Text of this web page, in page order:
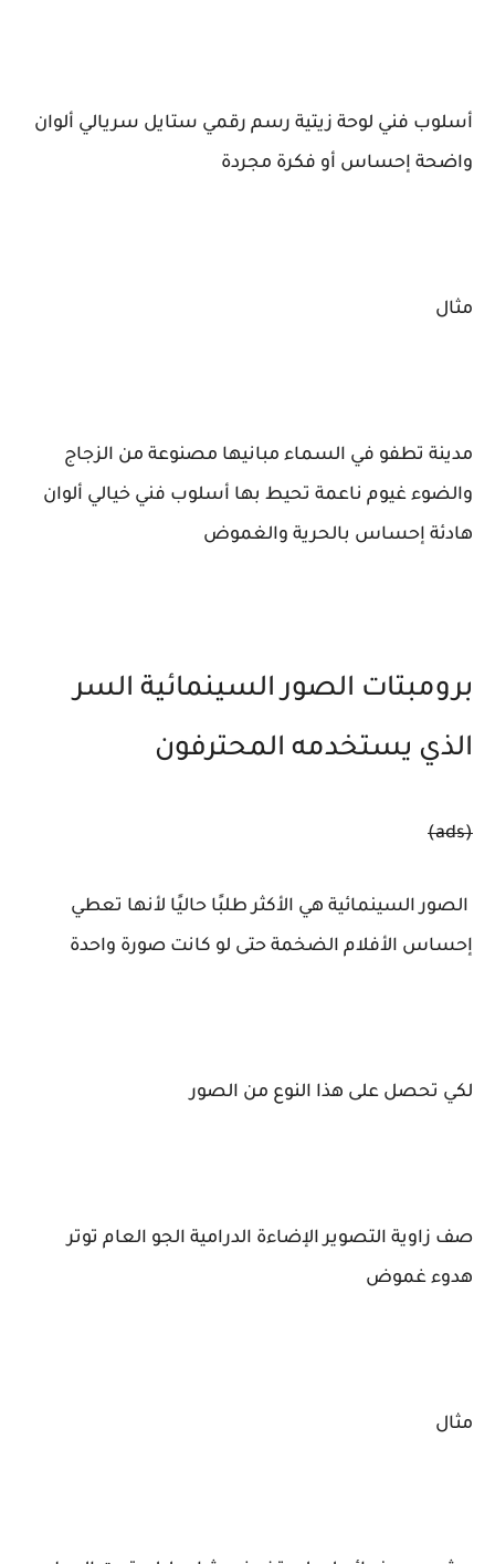
أسلوب فني لوحة زيتية رسم رقمي ستايل سريالي ألوان
واضحة إحساس أو فكرة مجردة
مثال
مدينة تطفو في السماء مبانيها مصنوعة من الزجاج
والضوء غيوم ناعمة تحيط بها أسلوب فني خيالي ألوان
هادئة إحساس بالحرية والغموض
برومبتات الصور السينمائية السر
الذي يستخدمه المحترفون
(ads)
الصور السينمائية هي الأكثر طلبًا حاليًا لأنها تعطي
إحساس الأفلام الضخمة حتى لو كانت صورة واحدة
لكي تحصل على هذا النوع من الصور
صف زاوية التصوير الإضاءة الدرامية الجو العام توتر
هدوء غموض
مثال